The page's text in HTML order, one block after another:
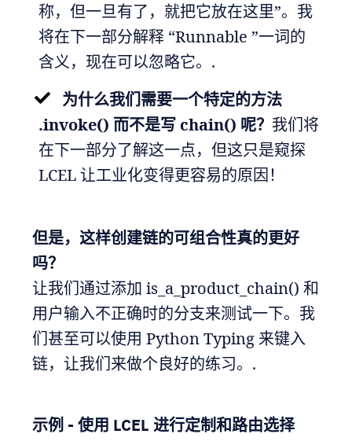
称，但一旦有了，就把它放在这里”。我
将在下一部分解释 “Runnable ”一词的
含义，现在可以忽略它。.
为什么我们需要一个特定的方法
.invoke() 而不是写 chain() 呢？ 我们将
在下一部分了解这一点，但这只是窥探
LCEL 让工业化变得更容易的原因！
但是，这样创建链的可组合性真的更好
吗？
让我们通过添加 is_a_product_chain() 和
用户输入不正确时的分支来测试一下。我
们甚至可以使用 Python Typing 来键入
链，让我们来做个良好的练习。.
示例 - 使用 LCEL 进行定制和路由选择